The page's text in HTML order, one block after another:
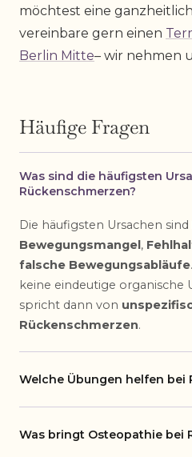
möchtest eine
vereinbare gern einen
Berlin Mitte– wir nehmen
Häufige Fragen
Was sind die häufigsten
Rückenschmerzen?
Die häufigsten Ursachen sind
Bewegungsmangel,
falsche Bewegungsabläufe
keine eindeutige organische
spricht dann von
Rückenschmerzen.
Welche Übungen helfen bei
Was bringt Osteopathie bei